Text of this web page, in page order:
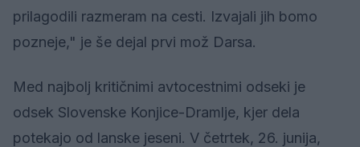
prilagodili razmeram na cesti. Izvajali jih bomo
pozneje," je še dejal prvi mož Darsa.
Med najbolj kritičnimi avtocestnimi odseki je
odsek Slovenske Konjice-Dramlje, kjer dela
potekajo od lanske jeseni. V četrtek, 26. junija,